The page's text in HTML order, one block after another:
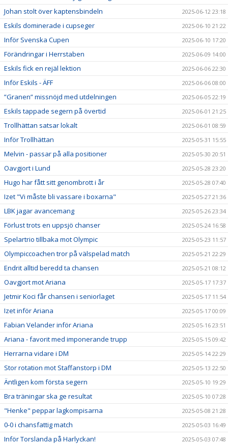
Johan stolt över kaptensbindeln 2025-06-12 23:18
Eskils dominerade i cupseger 2025-06-10 21:22
Inför Svenska Cupen 2025-06-10 17:20
Förändringar i Herrstaben 2025-06-09 14:00
Eskils fick en rejäl lektion 2025-06-06 22:30
Inför Eskils - ÄFF 2025-06-06 08:00
”Granen” missnöjd med utdelningen 2025-06-05 22:19
Eskils tappade segern på övertid 2025-06-01 21:25
Trollhättan satsar lokalt 2025-06-01 08:59
Inför Trollhättan 2025-05-31 15:55
Melvin - passar på alla positioner 2025-05-30 20:51
Oavgjort i Lund 2025-05-28 23:20
Hugo har fått sitt genombrott i år 2025-05-28 07:40
Izet "Vi måste bli vassare i boxarna" 2025-05-27 21:36
LBK jagar avancemang 2025-05-26 23:34
Förlust trots en uppsjö chanser 2025-05-24 16:58
Spelartrio tillbaka mot Olympic 2025-05-23 11:57
Olympiccoachen tror på välspelad match 2025-05-21 22:29
Endrit alltid beredd ta chansen 2025-05-21 08:12
Oavgjort mot Ariana 2025-05-17 17:37
Jetmir Koci får chansen i seniorlaget 2025-05-17 11:54
Izet inför Ariana 2025-05-17 00:09
Fabian Velander inför Ariana 2025-05-16 23:51
Ariana - favorit med imponerande trupp 2025-05-15 09:42
Herrarna vidare i DM 2025-05-14 22:29
Stor rotation mot Staffanstorp i DM 2025-05-13 22:50
Äntligen kom första segern 2025-05-10 19:29
Bra träningar ska ge resultat 2025-05-10 07:28
"Henke" peppar lagkompisarna 2025-05-08 21:28
0-0 i chansfattig match 2025-05-03 16:49
Inför Torslanda på Harlyckan! 2025-05-03 07:48